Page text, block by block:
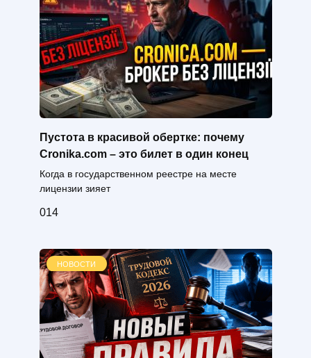
Пустота в красивой обертке: почему
Cronika.com – это билет в один конец
Когда в государственном реестре на месте
лицензии зияет
014
НОВОСТИ